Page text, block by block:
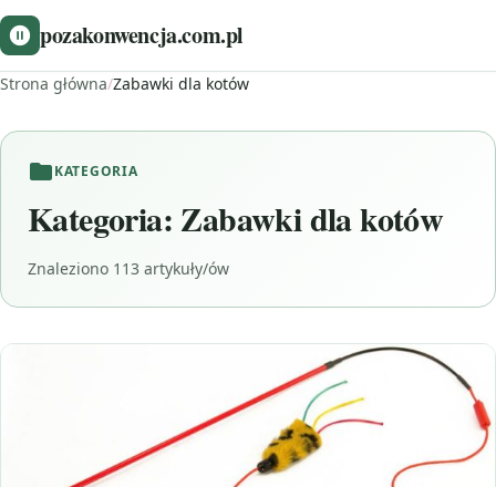
pozakonwencja.com.pl
Strona główna/Zabawki dla kotów
KATEGORIA
Kategoria: Zabawki dla kotów
Znaleziono 113 artykuły/ów